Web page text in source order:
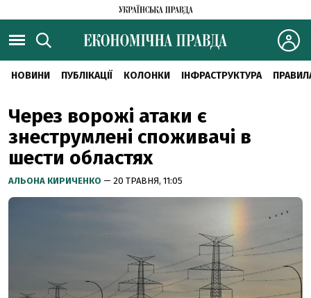
НОВИНИ ПУБЛІКАЦІЇ КОЛОНКИ ІНФРАСТРУКТУРА
Через ворожі атаки є
знеструмлені споживачі в
шести областях
АЛЬОНА КИРИЧЕНКО — 20 ТРАВНЯ, 11:05